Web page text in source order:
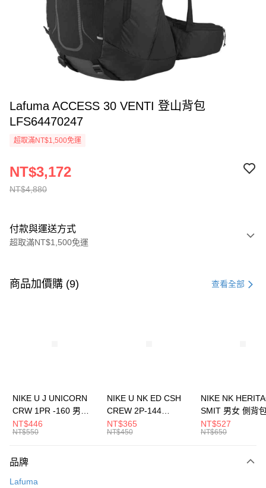
Lafuma ACCESS 30 VENTI 登山背包
LFS64470247
超取滿NT$1,500免運
NT$4,880
NT$3,172
付款與運送方式
超取滿NT$1,500免運
信用卡一次付款
元大商業銀行
台灣樂天信用卡公司
全盈+PAY
AFTEE先享後付
【關於「AFTEE先享後付」】
便利好安心！
運送方式
商品加價購 (9) 查看全部
NIKE U J UNICORN
CRW 1PR -160 男女
中統襪 FZ3393100
NT$446
NT$550
NIKE U NK ED CSH
CREW 2P-144
EMBRDY 男女 短統襪
FZ3073133
NT$365
NT$450
NIKE NK
SMIT 男女 側背
BA5871010
NT$527
NT$650
品牌
Lafuma